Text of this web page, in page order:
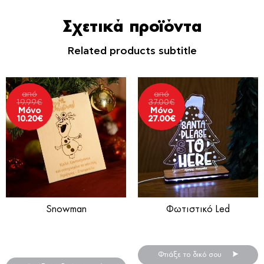
Σχετικά προϊόντα
Related products subtitle
Snowman
από
19.99€
Μόνο
10.20€
Φωτιστικό Led
από
37.00€
Μόνο
27.00€
Φτιάξε το δικό σου